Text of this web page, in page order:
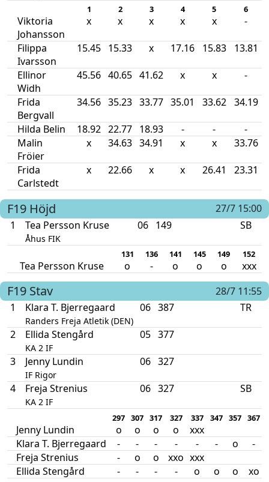
1 2 3 4 5 6
Viktoria
Johansson
x x x x x -
Filippa
Ivarsson
15.45 15.33 x 17.16 15.83 13.81
Ellinor
Widh
45.56 40.65 41.62 x x -
Frida
Bergvall
34.56 35.23 33.77 35.01 33.62 34.19
Hilda Belin 18.92 22.77 18.93 - -
-
Malin
Fröier
x 34.63 34.91 x x 33.76
Frida
Carlstedt
x 22.66 x x 26.41 23.31
F19 Höjd
27/7 15:00
1
Tea Persson Kruse
Åhus FIK
06 149 SB
131 136 141 145 149 152
Tea Persson Kruse o - o o o xxx
F19 Stav
28/7 11:55
1
Klara T. Bjerregaard
Randers Freja Atletik (DEN)
06 387 TR
2 Ellida Stengård
KA 2 IF
05 377
3 Jenny Lundin
IF Rigor
06 327
4 Freja Strenius
KA 2 IF
06 327 SB
297 307 317 327 337 347 357 367
Jenny Lundin o o o o
xxx
Klara T. Bjerregaard
- - - - - - o
-
Freja Strenius
- o o xxo xxx
Ellida Stengård
- - - - o o o xo